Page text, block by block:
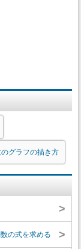
グラフの描き方
>
の式を求める >